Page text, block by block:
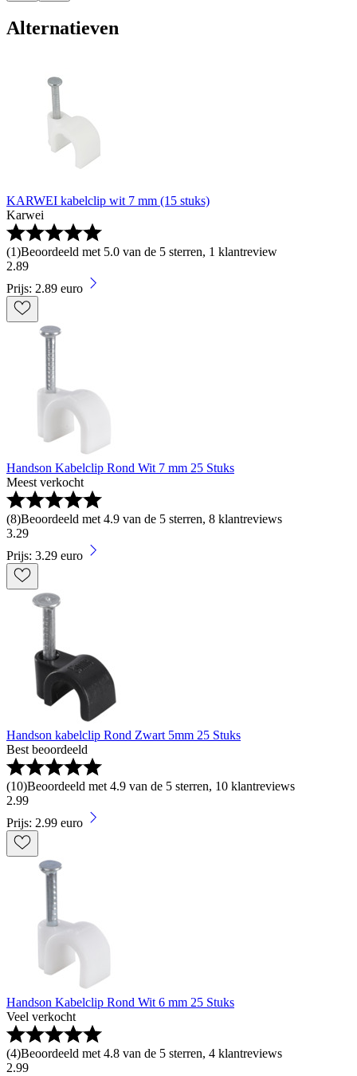
Alternatieven
KARWEI kabelclip wit 7 mm (15 stuks)
Karwei
(1)Beoordeeld met 5.0 van de 5 sterren, 1 klantreview
2.89
Prijs: 2.89 euro
Handson Kabelclip Rond Wit 7 mm 25 Stuks
Meest verkocht
(8)Beoordeeld met 4.9 van de 5 sterren, 8 klantreviews
3.29
Prijs: 3.29 euro
Handson kabelclip Rond Zwart 5mm 25 Stuks
Best beoordeeld
(10)Beoordeeld met 4.9 van de 5 sterren, 10 klantreviews
2.99
Prijs: 2.99 euro
Handson Kabelclip Rond Wit 6 mm 25 Stuks
Veel verkocht
(4)Beoordeeld met 4.8 van de 5 sterren, 4 klantreviews
2.99